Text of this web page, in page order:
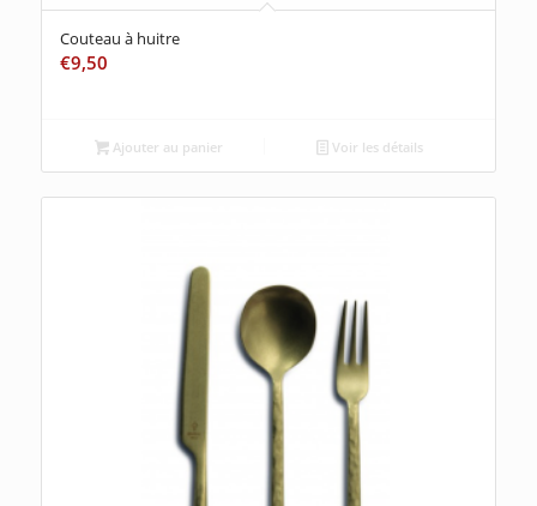
Couteau à huitre
€9,50
Ajouter au panier Voir les détails